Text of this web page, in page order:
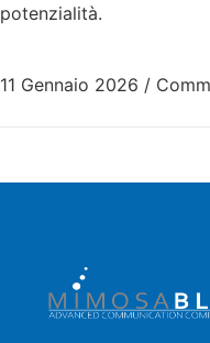
potenzialità.
11 Gennaio 2026 /